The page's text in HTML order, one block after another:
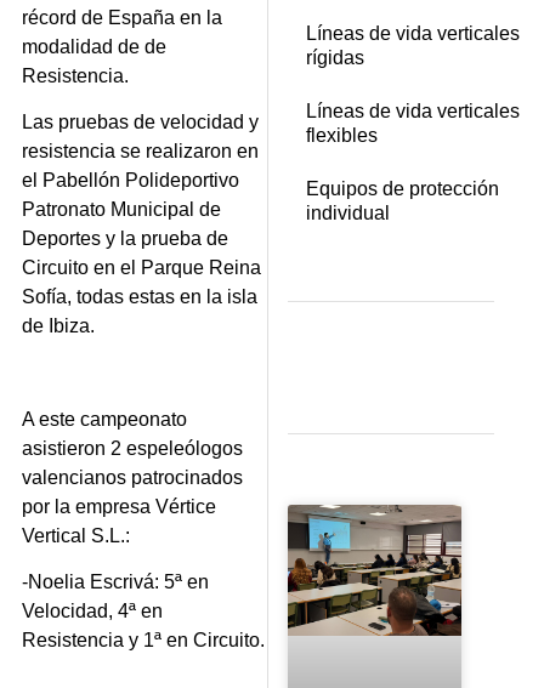
récord de España en la
modalidad de de
Resistencia.
Las pruebas de velocidad y
resistencia se realizaron en
el Pabellón Polideportivo
Patronato Municipal de
Deportes y la prueba de
Circuito en el Parque Reina
Sofía, todas estas en la isla
de Ibiza.
A este campeonato
asistieron 2 espeleólogos
valencianos patrocinados
por la empresa Vértice
Vertical S.L.:
-Noelia Escrivá: 5ª en
Velocidad, 4ª en
Resistencia y 1ª en Circuito.
Líneas de vida verticales
rígidas
Líneas de vida verticales
flexibles
Equipos de protección
individual